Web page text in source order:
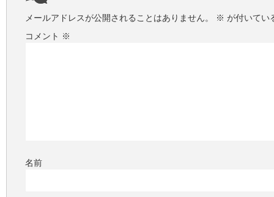
メールアドレスが公開されることはありません。 ※ が付いてい
コメント ※
名前